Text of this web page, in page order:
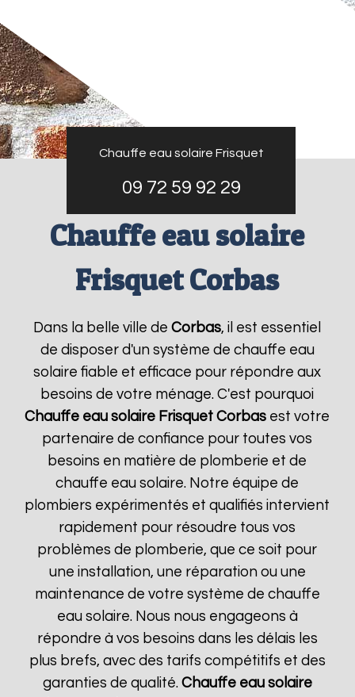
Chauffe eau solaire Frisquet
09 72 59 92 29
Chauffe eau solaire
Frisquet Corbas
Dans la belle ville deCorbas, il est essentiel
de disposer d'un système de chauffe eau
solaire fiable et efficace pour répondre aux
besoins de votre ménage. C'est pourquoi
Chauffe eau solaire Frisquet Corbas est votre
partenaire de confiance pour toutes vos
besoins en matière de plomberie et de
chauffe eau solaire. Notre équipe de
plombiers expérimentés et qualifiés intervient
rapidement pour résoudre tous vos
problèmes de plomberie, que ce soit pour
une installation, une réparation ou une
maintenance de votre système de chauffe
eau solaire. Nous nous engageons à
répondre à vos besoins dans les délais les
plus brefs, avec des tarifs compétitifs et des
garanties de qualité. Chauffe eau solaire